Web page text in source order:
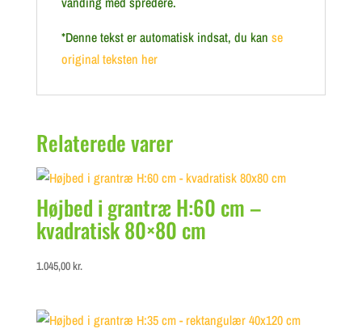
*Denne tekst er automatisk indsat, du kan se
original teksten her
Relaterede varer
Højbed i grantræ H:60 cm –
kvadratisk 80×80 cm
1.045,00kr.